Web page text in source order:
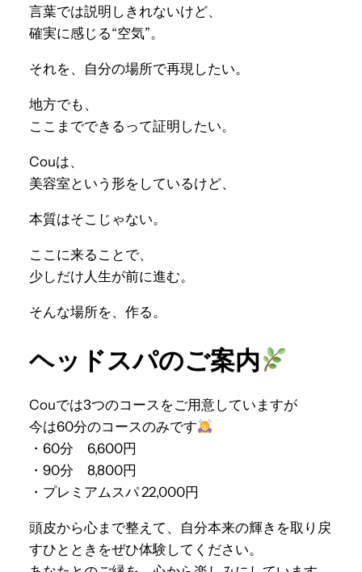
言葉では説明しきれないけど、
確実に感じる“空気”。
それを、自分の場所で再現したい。
地方でも、
ここまでできるって証明したい。
Couは、
美容室という形をしているけど、
本質はそこじゃない。
ここに来ることで、
少しだけ人生が前に進む。
そんな場所を、作る。
ヘッドスパのご案内
Couでは3つのコースをご用意していますが
今は60分のコースのみです
・60分 6,600円
・90分 8,800円
・プレミアムスパ 22,000円
頭皮から心まで整えて、自分本来の輝きを取り戻
すひとときをぜひ体験してください。